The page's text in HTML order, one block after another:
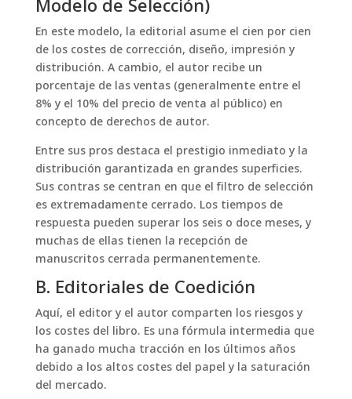
En este modelo, la editorial asume el cien por cien
de los costes de corrección, diseño, impresión y
distribución. A cambio, el autor recibe un
porcentaje de las ventas (generalmente entre el
8% y el 10% del precio de venta al público) en
concepto de derechos de autor.
Entre sus pros destaca el prestigio inmediato y la
distribución garantizada en grandes superficies.
Sus contras se centran en que el filtro de selección
es extremadamente cerrado. Los tiempos de
respuesta pueden superar los seis o doce meses, y
muchas de ellas tienen la recepción de
manuscritos cerrada permanentemente.
B. Editoriales de Coedición
Aquí, el editor y el autor comparten los riesgos y
los costes del libro. Es una fórmula intermedia que
ha ganado mucha tracción en los últimos años
debido a los altos costes del papel y la saturación
del mercado.